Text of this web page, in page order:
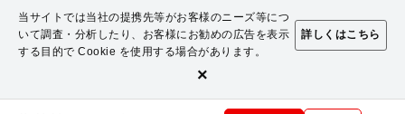
当サイトでは当社の提携先等がお客様のニーズ等につ
いて調査・分析したり、お客様にお勧めの広告を表示
する目的で Cookie を使用する場合があります。
詳しくはこちら
×